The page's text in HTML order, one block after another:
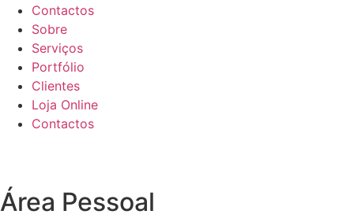
Contactos
Sobre
Serviços
Portfólio
Clientes
Loja Online
Contactos
Área Pessoal